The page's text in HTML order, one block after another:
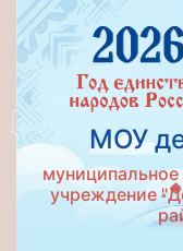
МОУ
учреждение